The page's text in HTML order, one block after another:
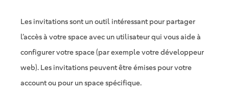
Les invitations sont un outil intéressant pour partager
l’accès à votre space avec un utilisateur qui vous aide à
configurer votre space (par exemple votre développeur
web). Les invitations peuvent être émises pour votre
account ou pour un space spécifique.